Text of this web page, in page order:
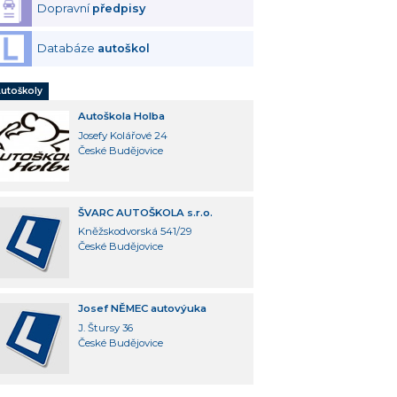
Dopravní předpisy
Databáze autoškol
Autoškola Holba
Josefy Kolářové 24
České Budějovice
ŠVARC AUTOŠKOLA s.r.o.
Kněžskodvorská 541/29
České Budějovice
Josef NĚMEC autovýuka
J. Štursy 36
České Budějovice